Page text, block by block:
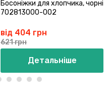
Босоніжки для хлопчика, чорні
702813000-002
від 404 грн
621 грн
Детальніше